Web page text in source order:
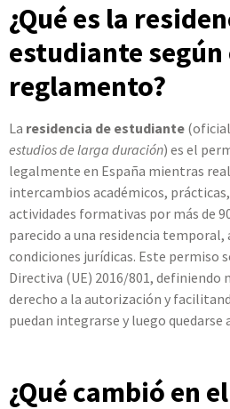
¿Qué es la
estudiante según
reglamento?
La residencia de estudiante
estudios de larga duración) es el
legalmente en España mientras
intercambios académicos,
actividades formativas por más de
parecido a una residencia temporal,
condiciones jurídicas. Este permiso
Directiva (UE) 2016/801, definiendo
derecho a la autorización y
puedan integrarse y luego quedarse
¿Qué cambió en